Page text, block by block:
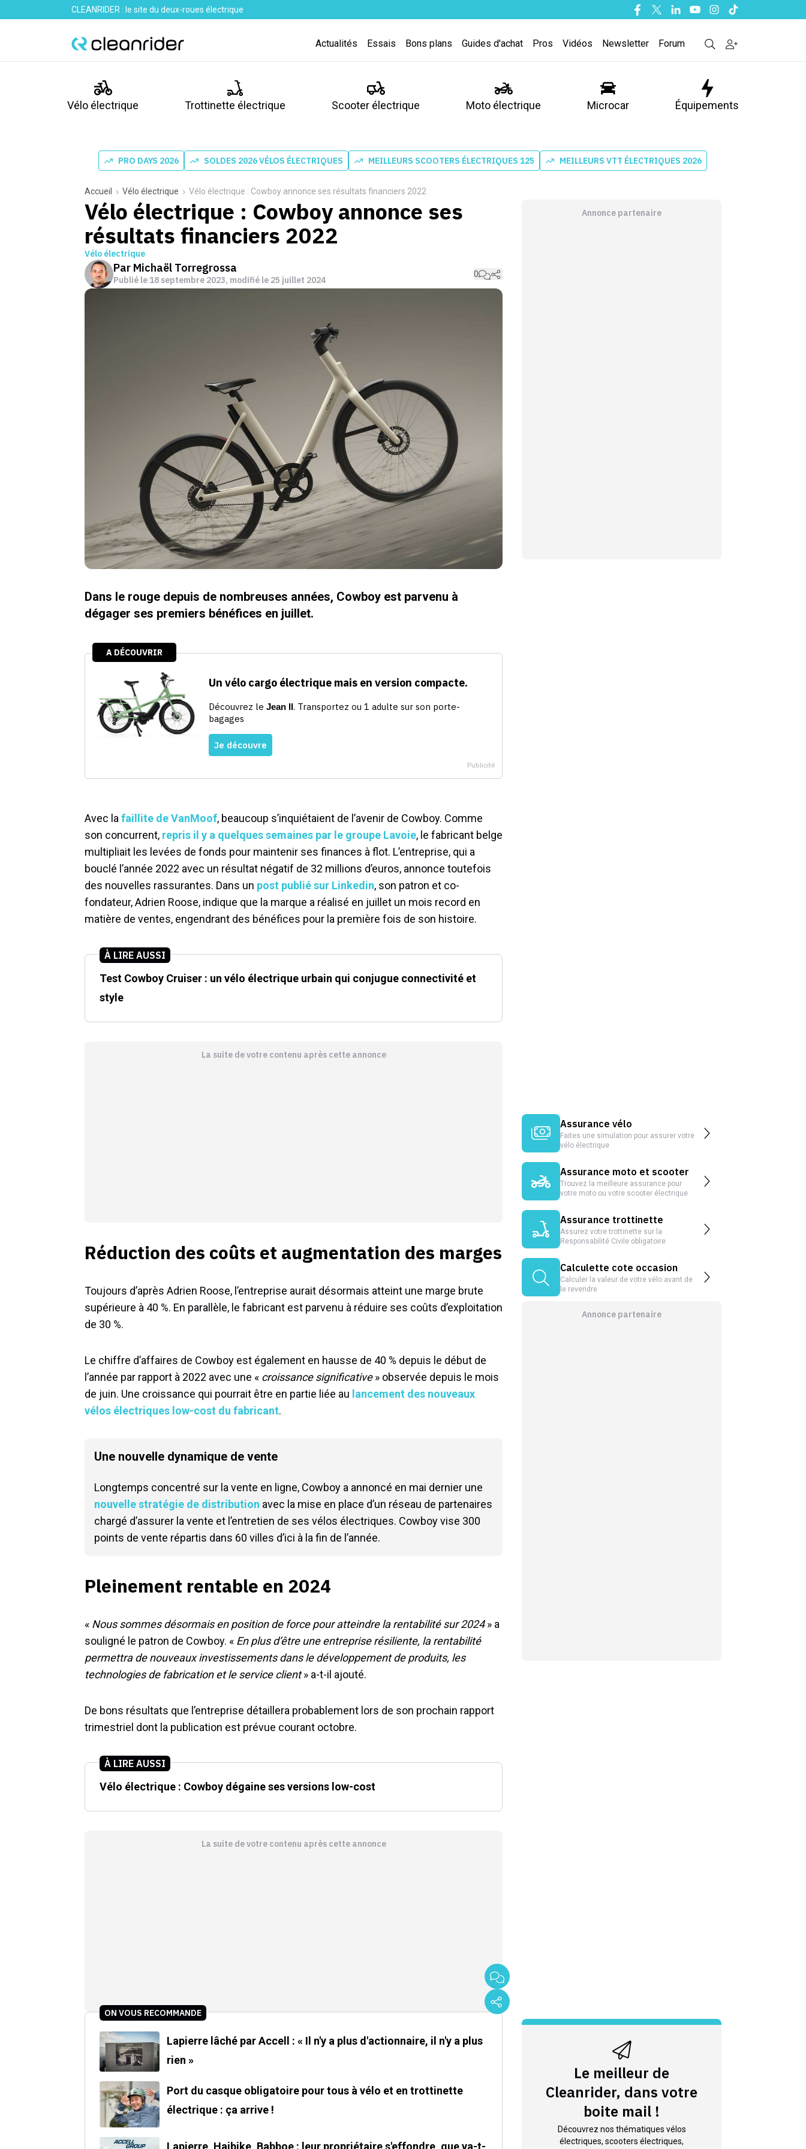
CLEANRIDER : le site du deux-roues électrique Facebook
TwitterLinkedinYoutubeInstagram
Tiktok
Actualités Essais Bons plans Guides d'achat Pros Vidéos Newsletter Forum
Vélo électrique Trottinette électrique Scooter électrique Moto électrique Microcar Équipements
PRO DAYS 2026 SOLDES 2026 VÉLOS ÉLECTRIQUES MEILLEURS SCOOTERS ÉLECTRIQUES 125 MEILLEURS VTT ÉLECTRIQUES 2026
Accueil Vélo électrique Vélo électrique : Cowboy annonce ses résultats financiers 2022
Vélo électrique : Cowboy annonce ses
résultats financiers 2022
Vélo électrique
Par Michaël Torregrossa
Publié le18 septembre 2023, modifié le 25 juillet 2024
0
Dans le rouge depuis de nombreuses années, Cowboy est parvenu à
dégager ses premiers bénéfices en juillet.
Avec lafaillite de VanMoof, beaucoup s’inquiétaient de l’avenir de Cowboy. Comme
son concurrent, repris il y a quelques semaines par le groupe Lavoie, le fabricant belge
multipliait les levées de fonds pour maintenir ses finances à flot. L’entreprise, qui a
bouclé l’année 2022 avec un résultat négatif de 32 millions d’euros, annonce toutefois
des nouvelles rassurantes. Dans un post publié sur Linkedin, son patron et co-
fondateur, Adrien Roose, indique que la marque a réalisé en juillet un mois record en
matière de ventes, engendrant des bénéfices pour la première fois de son histoire.
À LIRE AUSSI
Test Cowboy Cruiser : un vélo électrique urbain qui conjugue connectivité et
style
La suite de votre contenu après cette annonce
Réduction des coûts et augmentation des marges
Toujours d’après Adrien Roose, l’entreprise aurait désormais atteint une marge brute
supérieure à 40 %. En parallèle, le fabricant est parvenu à réduire ses coûts d’exploitation
de 30 %.
Le chiffre d’affaires de Cowboy est également en hausse de 40 % depuis le début de
l’année par rapport à 2022 avec une « croissance significative» observée depuis le mois
de juin. Une croissance qui pourrait être en partie liée au lancement des nouveaux
vélos électriques low-cost du fabricant.
Une nouvelle dynamique de vente
Longtemps concentré sur la vente en ligne, Cowboy a annoncé en mai dernier une
nouvelle stratégie de distribution avec la mise en place d’un réseau de partenaires
chargé d’assurer la vente et l’entretien de ses vélos électriques. Cowboy vise 300
points de vente répartis dans 60 villes d’ici à la fin de l’année.
Pleinement rentable en 2024
« Nous sommes désormais en position de force pour atteindre la rentabilité sur 2024» a
souligné le patron de Cowboy. « En plus d’être une entreprise résiliente, la rentabilité
permettra de nouveaux investissements dans le développement de produits, les
technologies de fabrication et le service client» a-t-il ajouté.
De bons résultats que l’entreprise détaillera probablement lors de son prochain rapport
trimestriel dont la publication est prévue courant octobre.
À LIRE AUSSI
Vélo électrique : Cowboy dégaine ses versions low-cost
La suite de votre contenu après cette annonce
ON VOUS RECOMMANDE
Lapierre lâché par Accell : « Il n'y a plus d'actionnaire, il n'y a plus
rien »
Port du casque obligatoire pour tous à vélo et en trottinette
électrique : ça arrive !
Lapierre, Haibike, Babboe : leur propriétaire s'effondre, que va-t-
Annonce partenaire
Assurance vélo
Faites une simulation pour assurer votre
vélo électrique
Assurance moto et scooter
Trouvez la meilleure assurance pour
votre moto ou votre scooter électrique
Assurance trottinette
Assurez votre trottinette sur la
Responsabilité Civile obligatoire
Calculette cote occasion
Calculer la valeur de votre vélo avant de
le revendre
Annonce partenaire
Le meilleur de
Cleanrider, dans votre
boite mail !
Découvrez nos thématiques vélos
électriques, scooters électriques,